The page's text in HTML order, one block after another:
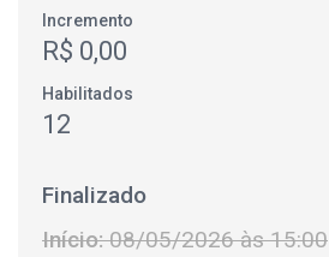
Incremento
R$ 0,00
Habilitados
12
Finalizado
Início:08/05/2026 às 15:00